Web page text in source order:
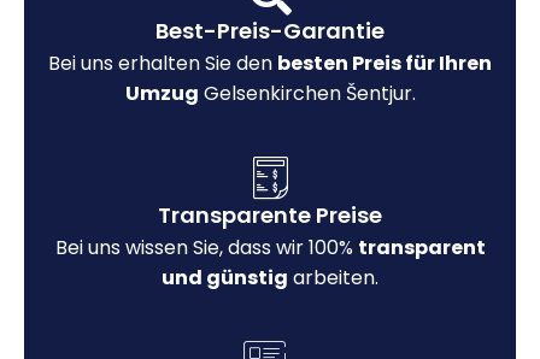
Best-Preis-Garantie
Bei uns erhalten Sie den besten Preis für Ihren
Umzug Gelsenkirchen Šentjur.
Transparente Preise
Bei uns wissen Sie, dass wir 100% transparent
und günstig arbeiten.